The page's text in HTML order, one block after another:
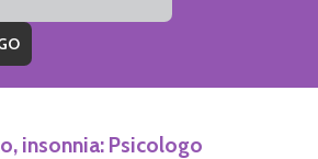
insonnia: Psicologo